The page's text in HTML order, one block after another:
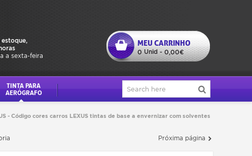
MEU CARRINHO
0 Unid - 0,00€
a sexta-feira
TINTA PARA
AERÓGRAFO
- Código cores carros LEXUS tintas de base a envernizar com solventes
Próxima página